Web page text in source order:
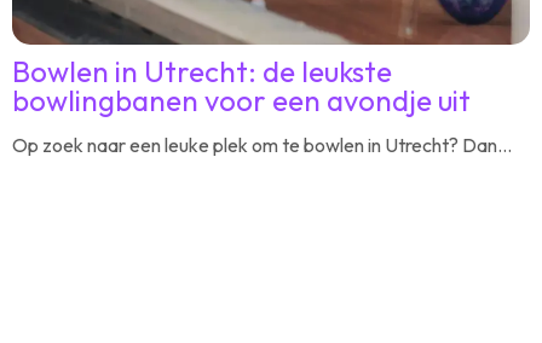
Bowlen in Utrecht: de leukste
bowlingbanen voor een avondje uit
Op zoek naar een leuke plek om te bowlen in Utrecht? Dan...